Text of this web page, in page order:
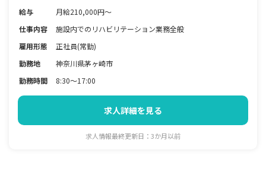
給与
月給210,000円～
仕事内容
施設内でのリハビリテーション業務全般
雇用形態
正社員(常勤)
勤務地
神奈川県茅ヶ崎市
勤務時間
8:30～17:00
求人詳細を見る
求人情報最終更新日：3か月以前